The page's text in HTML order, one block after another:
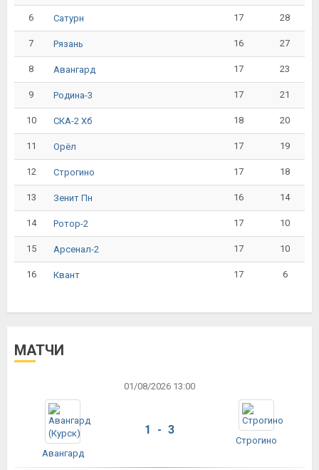
6 Сатурн 17 28
7 Рязань 16 27
8 Авангард 17 23
9 Родина-3 17 21
10 СКА-2 Хб 18 20
11 Орёл 17 19
12 Строгино 17 18
13 Зенит Пн 16 14
14 Ротор-2 17 10
15 Арсенал-2 17 10
16 Квант 17 6
МАТЧИ
01/08/2026 13:00
Авангард
1 - 3
Строгино